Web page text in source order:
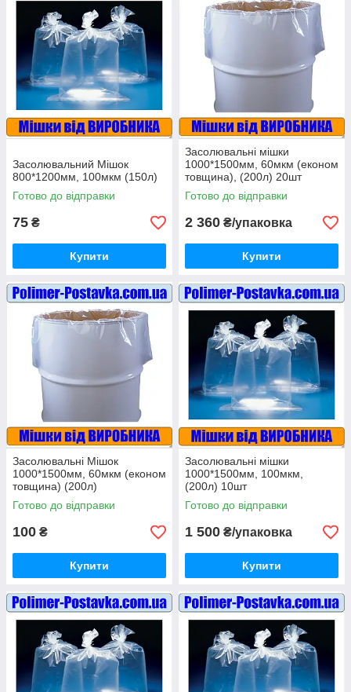
Засолювальний Мішок
800*1200мм, 100мкм (150л)
Готово до відправки
75 ₴
Купити
Засолювальні мішки
1000*1500мм, 60мкм (економ
товщина), (200л) 20шт
Готово до відправки
2 360 ₴/упаковка
Купити
Засолювальні Мішок
1000*1500мм, 60мкм (економ
товщина) (200л)
Готово до відправки
100 ₴
Купити
Засолювальні мішки
1000*1500мм, 100мкм,
(200л) 10шт
Готово до відправки
1 500 ₴/упаковка
Купити